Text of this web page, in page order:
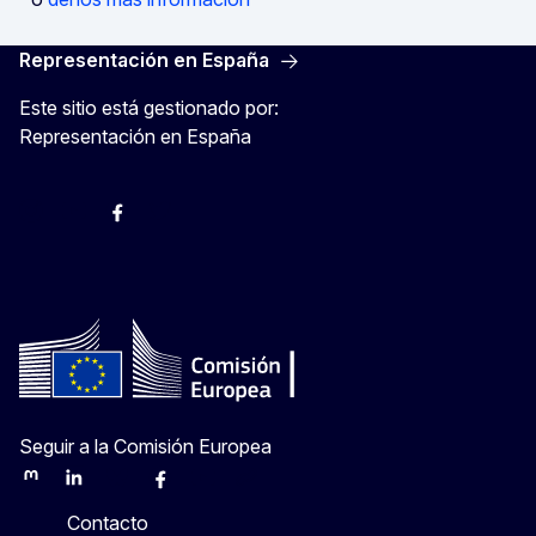
Representación en España
Este sitio está gestionado por:
Representación en España
@ComisionEuropea
Espacio Europa
Comisión Europea en España
Seguir a la Comisión Europea
MastodonLinkedInBlueskyFacebook
Contacto